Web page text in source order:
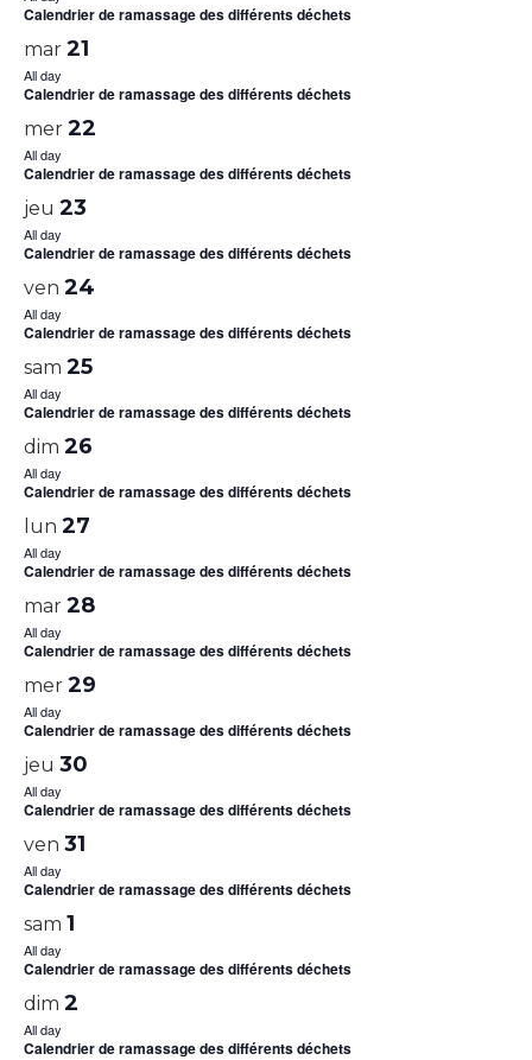
Calendrier de ramassage des différents déchets
mar 21
All day
Calendrier de ramassage des différents déchets
mer 22
All day
Calendrier de ramassage des différents déchets
jeu 23
All day
Calendrier de ramassage des différents déchets
ven 24
All day
Calendrier de ramassage des différents déchets
sam 25
All day
Calendrier de ramassage des différents déchets
dim 26
All day
Calendrier de ramassage des différents déchets
lun 27
All day
Calendrier de ramassage des différents déchets
mar 28
All day
Calendrier de ramassage des différents déchets
mer 29
All day
Calendrier de ramassage des différents déchets
jeu 30
All day
Calendrier de ramassage des différents déchets
ven 31
All day
Calendrier de ramassage des différents déchets
sam 1
All day
Calendrier de ramassage des différents déchets
dim 2
All day
Calendrier de ramassage des différents déchets